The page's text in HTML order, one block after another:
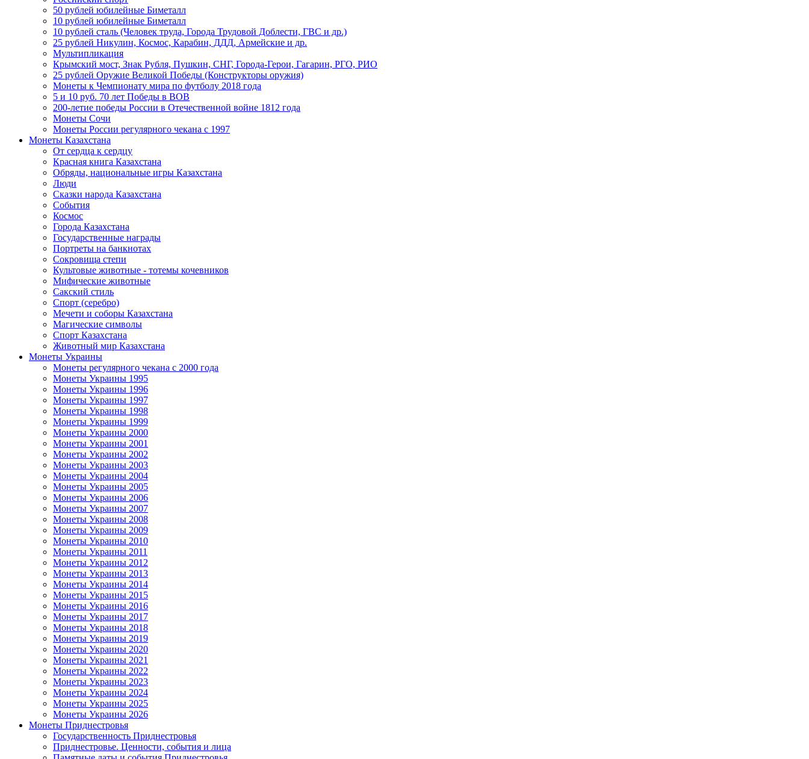
50 рублей юбилейные Биметалл
10 рублей юбилейные Биметалл
10 рублей сталь (Человек труда, Города Трудовой Доблести, ГВС и др.)
25 рублей Никулин, Космос, Карабин, ДДД, Армейские и др.
Мультипликация
Крымский мост, Знак Рубля, Пушкин, СНГ, Города-Герои, Гагарин, РГО, РИО
25 рублей Оружие Великой Победы (Конструкторы оружия)
Монеты к Чемпионату мира по футболу 2018 года
5 и 10 руб. 70 лет Победы в ВОВ
200-летие победы России в Отечественной войне 1812 года
Монеты Сочи
Монеты России регулярного чекана с 1997
Монеты Казахстана
От сердца к сердцу
Красная книга Казахстана
Обряды, национальные игры Казахстана
Люди
Сказки народа Казахстана
События
Космос
Города Казахстана
Государственные награды
Портреты на банкнотах
Сокровища степи
Культовые животные - тотемы кочевников
Мифические животные
Сакский стиль
Спорт (серебро)
Мечети и соборы Казахстана
Магические символы
Спорт Казахстана
Животный мир Казахстана
Монеты Украины
Монеты регулярного чекана с 2000 года
Монеты Украины 1995
Монеты Украины 1996
Монеты Украины 1997
Монеты Украины 1998
Монеты Украины 1999
Монеты Украины 2000
Монеты Украины 2001
Монеты Украины 2002
Монеты Украины 2003
Монеты Украины 2004
Монеты Украины 2005
Монеты Украины 2006
Монеты Украины 2007
Монеты Украины 2008
Монеты Украины 2009
Монеты Украины 2010
Монеты Украины 2011
Монеты Украины 2012
Монеты Украины 2013
Монеты Украины 2014
Монеты Украины 2015
Монеты Украины 2016
Монеты Украины 2017
Монеты Украины 2018
Монеты Украины 2019
Монеты Украины 2020
Монеты Украины 2021
Монеты Украины 2022
Монеты Украины 2023
Монеты Украины 2024
Монеты Украины 2025
Монеты Украины 2026
Монеты Приднестровья
Государственность Приднестровья
Приднестровье. Ценности, события и лица